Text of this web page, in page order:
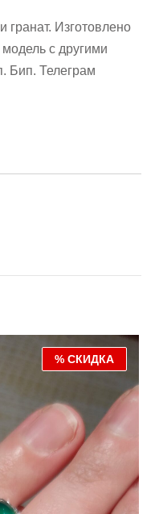
гранат. Изготовлено
с другими
Бип. Телеграм
% СКИДКА